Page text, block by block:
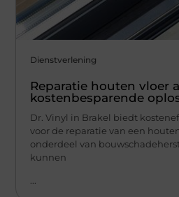
Dienstverlening
Reparatie houten vloer
kostenbesparende
Dr. Vinyl in Brakel biedt
voor de reparatie van een
onderdeel van
kunnen
...